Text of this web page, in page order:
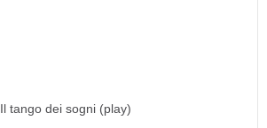
Il tango dei sogni (play)